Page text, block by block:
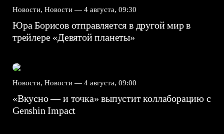
Новости, Новости — 4 августа, 09:30
Юра Борисов отправляется в другой мир в
трейлере «Девятой планеты»
Новости, Новости — 4 августа, 09:00
«Вкусно — и точка» выпустит коллаборацию с
Genshin Impact⁠⁠